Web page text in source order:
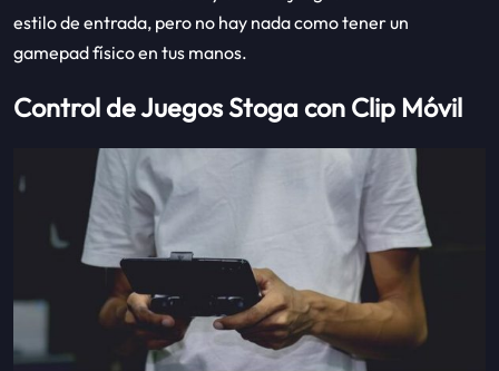
estilo de entrada, pero no hay nada como tener un
gamepad físico en tus manos.
Control de Juegos Stoga con Clip Móvil